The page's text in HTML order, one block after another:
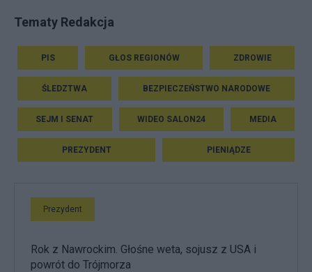
Tematy Redakcja
PIS GŁOS REGIONÓW ZDROWIE
ŚLEDZTWA BEZPIECZEŃSTWO NARODOWE
SEJM I SENAT WIDEO SALON24 MEDIA
PREZYDENT PIENIĄDZE
Prezydent
Rok z Nawrockim. Głośne weta, sojusz z USA i
powrót do Trójmorza